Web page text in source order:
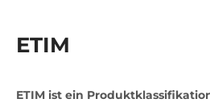
ETIM
ETIM ist ein